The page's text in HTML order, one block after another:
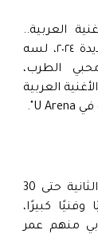
العربية..
الفنان كاظم الساهر.. مهرجان العلمين الجديدة ٢٠٢٤، لسه
الطرب،
العربية
تستمر فعاليات مهرجان العلمين في دورته الثانية حتى 30
كبيرًا،
منهم عمر